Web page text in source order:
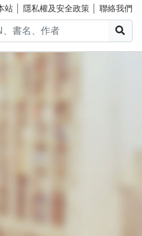
站 隱私權及安全政策 聯絡我們